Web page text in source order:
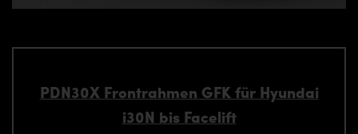
PDN30X Frontrahmen GFK für Hyundai
i30N bis Facelift